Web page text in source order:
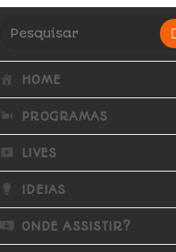
HOME
PROGRAMAS
LIVES
IDEIAS
ONDE ASSISTIR?